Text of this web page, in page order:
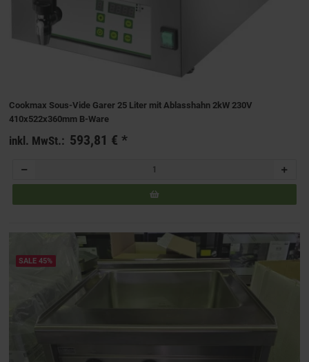
Cookmax Sous-Vide Garer 25 Liter mit Ablasshahn 2kW 230V
410x522x360mm B-Ware
inkl. MwSt.: 593,81 €*
SALE 45%